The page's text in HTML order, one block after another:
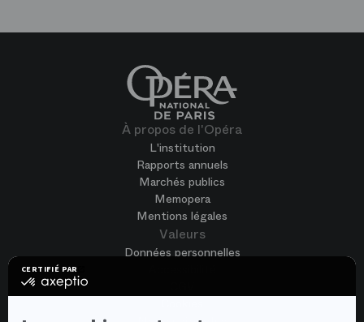
CERTIFIÉ PAR
certifié
À propos de l'Opéra
L'institution
Rapports annuels
Marchés publics
Memopera
Mentions légales
Valeurs
Données personnelles